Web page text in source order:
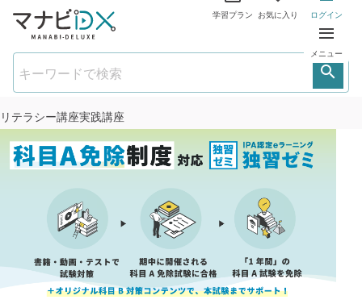
学習プラン お気に入り ログイン
メニュー
リテラシー講座実践講座